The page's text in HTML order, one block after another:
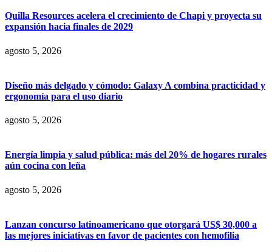
Quilla Resources acelera el crecimiento de Chapi y proyecta su
expansión hacia finales de 2029
agosto 5, 2026
Diseño más delgado y cómodo: Galaxy A combina practicidad y
ergonomía para el uso diario
agosto 5, 2026
Energía limpia y salud pública: más del 20% de hogares rurales
aún cocina con leña
agosto 5, 2026
Lanzan concurso latinoamericano que otorgará US$ 30,000 a
las mejores iniciativas en favor de pacientes con hemofilia